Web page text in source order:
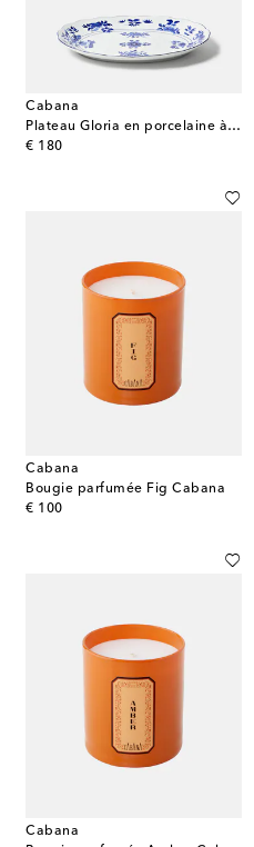
Cabana
Plateau Gloria en porcelaine à fleurs
€ 180
original price
Cabana
Bougie parfumée Fig Cabana
€ 100
original price
Cabana